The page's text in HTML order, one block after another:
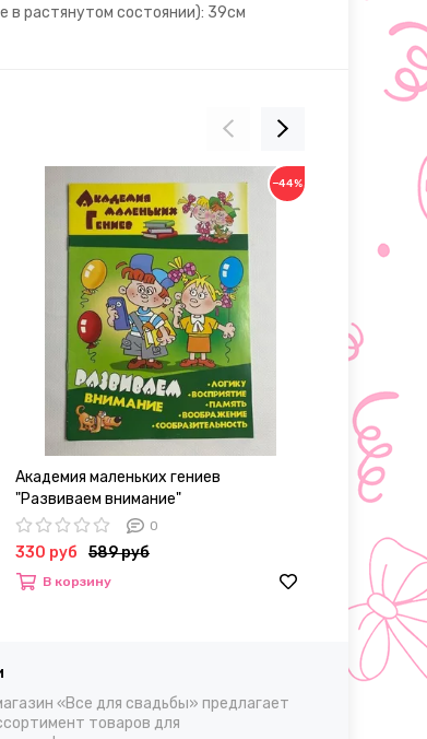
в растянутом состоянии): 39см
−44%
Академия маленьких гениев
"Развиваем внимание"
0
330 руб 589 руб
В корзину
Колготки
30, L/XL
700 – 980
Выбрать
«Все для свадьбы» предлагает
товаров для